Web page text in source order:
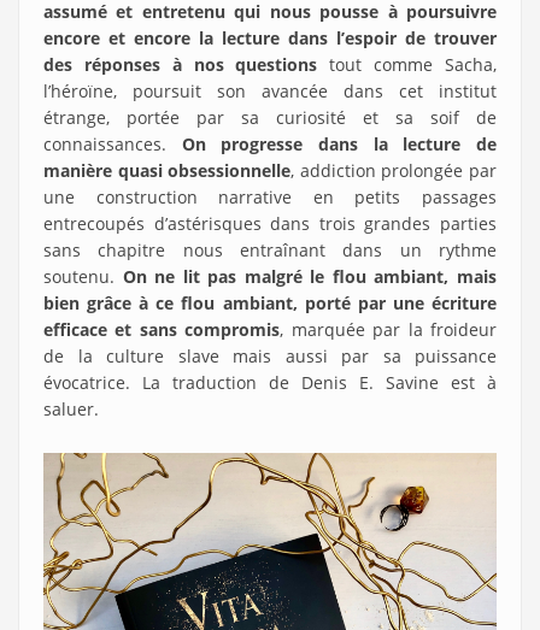
assumé et entretenu qui nous pousse à poursuivre
encore et encore la lecture dans l’espoir de trouver
des réponses à nos questions tout comme Sacha,
l’héroïne, poursuit son avancée dans cet institut
étrange, portée par sa curiosité et sa soif de
connaissances. On progresse dans la lecture de
manière quasi obsessionnelle, addiction prolongée par
une construction narrative en petits passages
entrecoupés d’astérisques dans trois grandes parties
sans chapitre nous entraînant dans un rythme
soutenu. On ne lit pas malgré le flou ambiant, mais
bien grâce à ce flou ambiant, porté par une écriture
efficace et sans compromis, marquée par la froideur
de la culture slave mais aussi par sa puissance
évocatrice. La traduction de Denis E. Savine est à
saluer.